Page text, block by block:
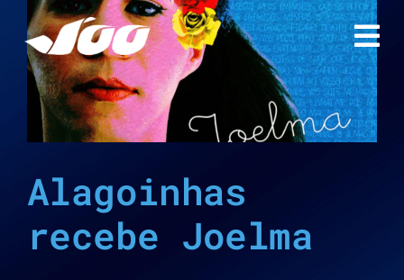
para
conteúdo
Alagoinhas
recebe Joelma